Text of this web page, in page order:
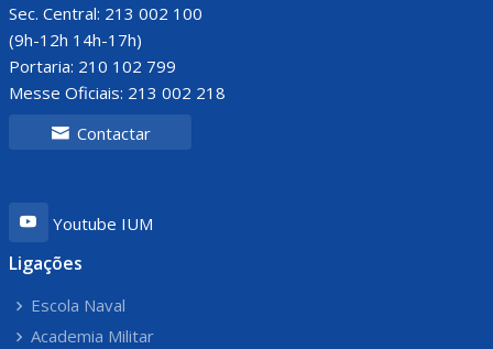
Sec. Central: 213 002 100
(9h-12h 14h-17h)
Portaria: 210 102 799
Messe Oficiais: 213 002 218
Contactar
Youtube IUM
Ligações
Escola Naval
Academia Militar